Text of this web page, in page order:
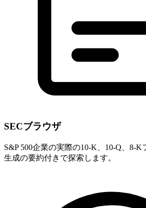
SECブラウザ
S&P 500企業の実際の10-K、10-Q、8-
生成の要約付きで探索します。